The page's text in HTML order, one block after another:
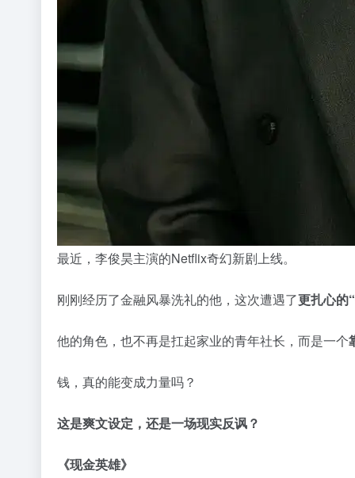
最近，李俊昊主演的Netflix奇幻新剧上线。
刚刚经历了金融风暴洗礼的他，这次遭遇了更扎心的
他的角色，也不再是扛起家业的青年社长，而是一个
钱，真的能变成力量吗？
这是爽文设定，还是一场现实反讽？
《现金英雄》